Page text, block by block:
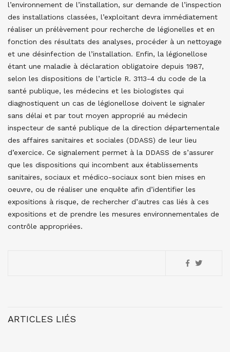
l’environnement de l’installation, sur demande de l’inspection
des installations classées, l’exploitant devra immédiatement
réaliser un prélèvement pour recherche de légionelles et en
fonction des résultats des analyses, procéder à un nettoyage
et une désinfection de l’installation. Enfin, la légionellose
étant une maladie à déclaration obligatoire depuis 1987,
selon les dispositions de l’article R. 3113-4 du code de la
santé publique, les médecins et les biologistes qui
diagnostiquent un cas de légionellose doivent le signaler
sans délai et par tout moyen approprié au médecin
inspecteur de santé publique de la direction départementale
des affaires sanitaires et sociales (DDASS) de leur lieu
d’exercice. Ce signalement permet à la DDASS de s’assurer
que les dispositions qui incombent aux établissements
sanitaires, sociaux et médico-sociaux sont bien mises en
oeuvre, ou de réaliser une enquête afin d’identifier les
expositions à risque, de rechercher d’autres cas liés à ces
expositions et de prendre les mesures environnementales de
contrôle appropriées.
ARTICLES LIÉS